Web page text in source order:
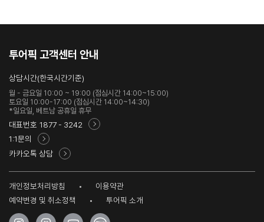
투어픽 고객센터 안내
상담시간(한국시간기준)
월 - 금요일 10:00 ~ 19:00 (점심시간 14:00~15:00)
토요일 10:00-17:00 (점심시간 14:00~14:30)
*일요일, 베트남 공휴일 휴무
대표번호 1877 - 3242
1:1문의
카카오톡 상담
개인정보처리방침
이용약관
예약변경 및 취소정책
투어픽 소개